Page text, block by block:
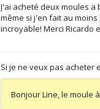
J'ai acheté deux moules
même si j'en fait au
incroyable! Merci Ricardo
Si je ne veux pas acheter
Bonjour Line, le moule